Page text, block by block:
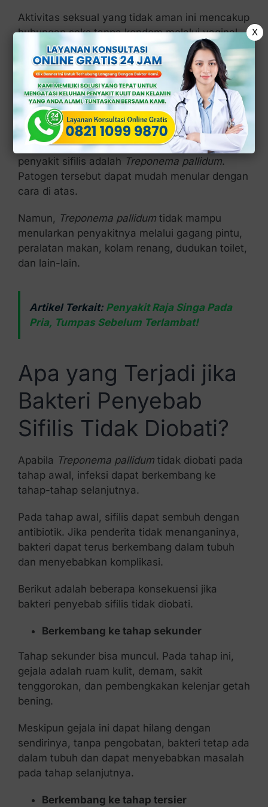
Aktivitas seksual yang tidak aman ini mencakup
hubungan seks tanpa kondom melalui vaginal,
oral, maupun anal.
Jika seseorang melakukan hal tersebut secara
terus-menerus, bakterinya akan menginfeksi
alat kelamin (kemunculan tergantung jenis
kontak seksual).
Adapun bakteri yang dapat menyebabkan
penyakit sifilis adalah Treponema pallidum.
Patogen tersebut dapat mudah menular dengan
cara di atas.
Namun, Treponema pallidumtidak mampu
menularkan penyakitnya melalui gagang pintu,
peralatan makan, kolam renang, dudukan toilet,
dan lain-lain.
Artikel Terkait: Penyakit Raja Singa Pada
Pria, Tumpas Sebelum Terlambat!
Apa yang Terjadi jika
Bakteri Penyebab
Sifilis Tidak Diobati?
Apabila Treponema pallidumtidak diobati pada
tahap awal, infeksi dapat berkembang ke
tahap-tahap selanjutnya.
Pada tahap awal, sifilis dapat sembuh dengan
antibiotik. Jika penderita tidak menanganinya,
bakteri dapat terus berkembang dalam tubuh
dan menyebabkan komplikasi.
Berikut adalah beberapa konsekuensi jika
bakteri penyebab sifilis tidak diobati.
Berkembang ke tahap sekunder
Tahap sekunder bisa muncul. Pada tahap ini,
gejala adalah ruam kulit, demam, sakit
tenggorokan, dan pembengkakan kelenjar getah
bening.
Meskipun gejala ini dapat hilang dengan
sendirinya, tanpa pengobatan, bakteri tetap ada
dalam tubuh dan dapat menyebabkan masalah
pada tahap selanjutnya.
Berkembang ke tahap tersier
X